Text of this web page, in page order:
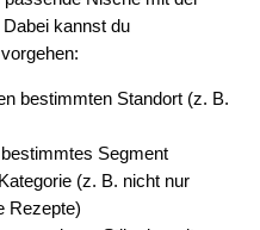
kannst du
bestimmten Standort (z. B.
Segment
(z. B. nicht nur
Rezepte)